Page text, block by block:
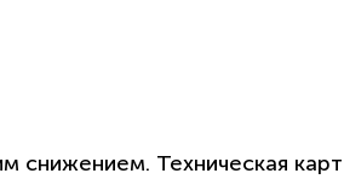
снижением. Техническая